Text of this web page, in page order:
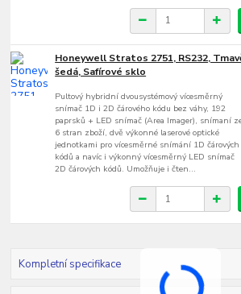
Honeywell Stratos 2751, RS232,
šedá, Safírové sklo
Pultový hybridní dvousystémový vícesměrný
snímač 1D i 2D čárového kódu bez váhy, 192
paprsků + LED snímač (Area Imager), snímaní
6 stran zboží, dvě výkonné laserové optické
jednotkami pro vícesměrné snímání 1D čárových
kódů a navíc i výkonný vícesměrný LED snímač
2D čárových kódů. Umožňuje i čten...
Kompletní specifikace